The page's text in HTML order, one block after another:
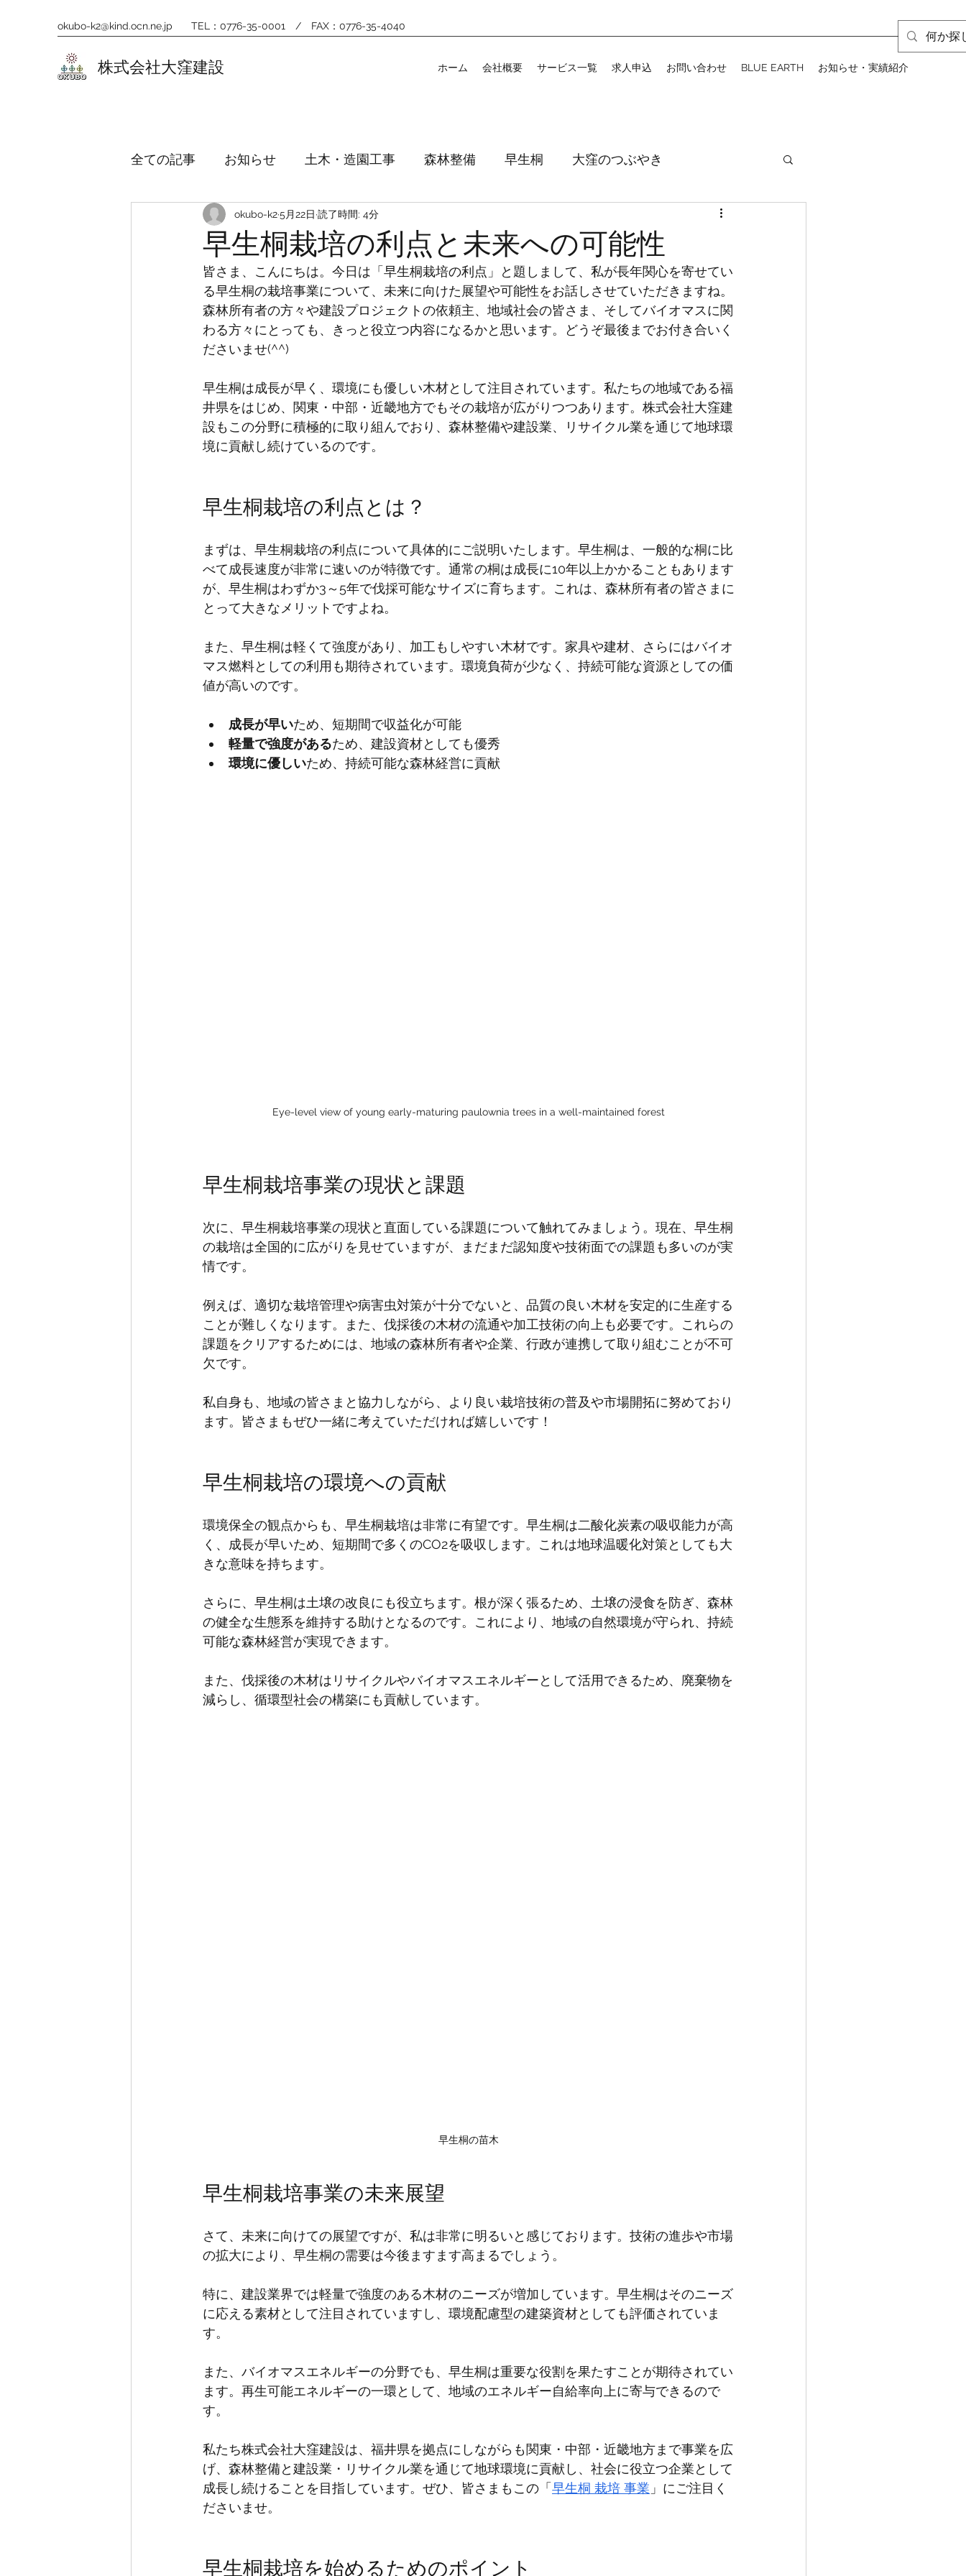
okubo-k2@kind.ocn.ne.jp TEL：0776-35-0001 / FAX：0776-35-4040
株式会社大窪建設 ホーム 会社概要 サービス一覧 求人申込 お問い合わせ BLUE EARTH お知らせ・実績紹介
全ての記事 お知らせ 土木・造園工事 森林整備 早生桐 大窪のつぶやき
早生桐栽培の利点と未来への可能性
okubo-k25月22日 読了時間: 4分
皆さま、こんにちは。今日は「早生桐栽培の利点」と題しまして、私が長年関心を寄せてい
る早生桐の栽培事業について、未来に向けた展望や可能性をお話しさせていただきますね。
森林所有者の方々や建設プロジェクトの依頼主、地域社会の皆さま、そしてバイオマスに関
わる方々にとっても、きっと役立つ内容になるかと思います。どうぞ最後までお付き合いく
ださいませ(^^)
早生桐は成長が早く、環境にも優しい木材として注目されています。私たちの地域である福
井県をはじめ、関東・中部・近畿地方でもその栽培が広がりつつあります。株式会社大窪建
設もこの分野に積極的に取り組んでおり、森林整備や建設業、リサイクル業を通じて地球環
境に貢献し続けているのです。
早生桐栽培の利点とは？
まずは、早生桐栽培の利点について具体的にご説明いたします。早生桐は、一般的な桐に比
べて成長速度が非常に速いのが特徴です。通常の桐は成長に10年以上かかることもあります
が、早生桐はわずか3～5年で伐採可能なサイズに育ちます。これは、森林所有者の皆さまに
とって大きなメリットですよね。
また、早生桐は軽くて強度があり、加工もしやすい木材です。家具や建材、さらにはバイオ
マス燃料としての利用も期待されています。環境負荷が少なく、持続可能な資源としての価
値が高いのです。
成長が早いため、短期間で収益化が可能
軽量で強度があるため、建設資材としても優秀
環境に優しいため、持続可能な森林経営に貢献
Eye-level view of young early-maturing paulownia trees in a well-maintained forest
早生桐栽培事業の現状と課題
次に、早生桐栽培事業の現状と直面している課題について触れてみましょう。現在、早生桐
の栽培は全国的に広がりを見せていますが、まだまだ認知度や技術面での課題も多いのが実
情です。
例えば、適切な栽培管理や病害虫対策が十分でないと、品質の良い木材を安定的に生産する
ことが難しくなります。また、伐採後の木材の流通や加工技術の向上も必要です。これらの
課題をクリアするためには、地域の森林所有者や企業、行政が連携して取り組むことが不可
欠です。
私自身も、地域の皆さまと協力しながら、より良い栽培技術の普及や市場開拓に努めており
ます。皆さまもぜひ一緒に考えていただければ嬉しいです！
早生桐栽培の環境への貢献
環境保全の観点からも、早生桐栽培は非常に有望です。早生桐は二酸化炭素の吸収能力が高
く、成長が早いため、短期間で多くのCO2を吸収します。これは地球温暖化対策としても大
きな意味を持ちます。
さらに、早生桐は土壌の改良にも役立ちます。根が深く張るため、土壌の浸食を防ぎ、森林
の健全な生態系を維持する助けとなるのです。これにより、地域の自然環境が守られ、持続
可能な森林経営が実現できます。
また、伐採後の木材はリサイクルやバイオマスエネルギーとして活用できるため、廃棄物を
減らし、循環型社会の構築にも貢献しています。
早生桐の苗木
早生桐栽培事業の未来展望
さて、未来に向けての展望ですが、私は非常に明るいと感じております。技術の進歩や市場
の拡大により、早生桐の需要は今後ますます高まるでしょう。
特に、建設業界では軽量で強度のある木材のニーズが増加しています。早生桐はそのニーズ
に応える素材として注目されていますし、環境配慮型の建築資材としても評価されていま
す。
また、バイオマスエネルギーの分野でも、早生桐は重要な役割を果たすことが期待されてい
ます。再生可能エネルギーの一環として、地域のエネルギー自給率向上に寄与できるので
す。
私たち株式会社大窪建設は、福井県を拠点にしながらも関東・中部・近畿地方まで事業を広
げ、森林整備と建設業・リサイクル業を通じて地球環境に貢献し、社会に役立つ企業として
成長し続けることを目指しています。ぜひ、皆さまもこの「 早生桐 栽培 事業 」にご注目く
ださいませ。
早生桐栽培を始めるためのポイント